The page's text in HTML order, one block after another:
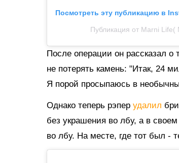
Посмотреть эту публикацию в
Публикация от Marni
После операции он рассказал
не потерять камень: "Итак, 24
Я порой просыпаюсь в
Однако теперь рэпер удалил
без украшения во лбу, а в
во лбу. На месте, где тот был -